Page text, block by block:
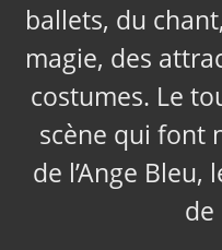
ballets, du
magie, des
costumes. Le
scène qui font
de l’Ange
de